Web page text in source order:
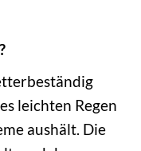
leichten Regen
aushält. Die